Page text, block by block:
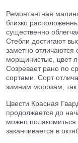
Ремонтантная
близко
существенно
Стебли достигают
заметно отличаются
морщинистые, цвет
Созревает рано по
сортами. Сорт
зимним морозам, так
Цвести Красная
продолжается до
можно
заканчивается в